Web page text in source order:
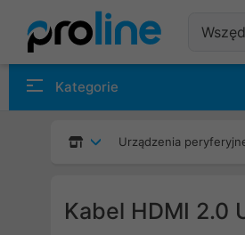
Kategorie
Urządzenia
Kabel HDMI 2.0